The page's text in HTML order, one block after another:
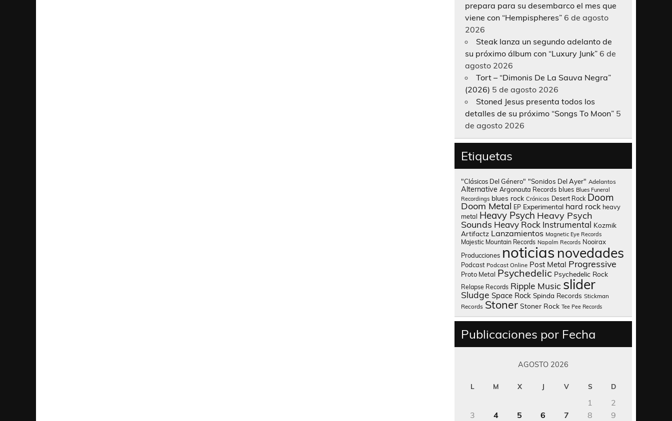
prepara para su desembarco el mes que
viene con “Hempispheres” 6 de agosto
2026
Steak lanza un segundo adelanto de
su próximo álbum con “Luxury Junk” 6 de
agosto 2026
Tort – “Dimonis De La Sauva Negra”
(2026) 5 de agosto 2026
Stoned Jesus presenta todos los
detalles de su próximo “Songs To Moon” 5
de agosto 2026
Etiquetas
"Clásicos Del Género" "Sonidos Del Ayer" Adelantos
Alternative Argonauta Records blues Blues Funeral
Recordings blues rock Crónicas Desert Rock Doom
Doom Metal EP Experimental hard rock heavy
metal Heavy Psych Heavy Psych
Sounds Heavy Rock Instrumental Kozmik
Artifactz Lanzamientos Magnetic Eye Records
Majestic Mountain Records Napalm Records Nooirax
Producciones noticias novedades
Podcast Podcast Online Post Metal Progressive
Proto Metal Psychedelic Psychedelic Rock
Relapse Records Ripple Music slider
Sludge Space Rock Spinda Records Stickman
Records Stoner Stoner Rock Tee Pee Records
Publicaciones por Fecha
AGOSTO 2026
L M X J V S D
1
2
3
4 5 6 7 8
9